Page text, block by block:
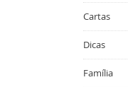
Cartas
Dicas
Família